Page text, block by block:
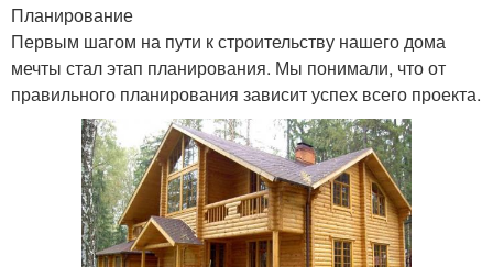
Планирование
Первым шагом на пути к строительству нашего дома
мечты стал этап планирования. Мы понимали, что от
правильного планирования зависит успех всего проекта.